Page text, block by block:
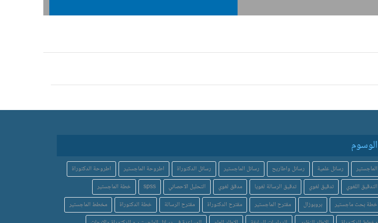
الوسوم
الماجستير رسائل علمية رسائل واطاريح رسائل الماجستير رسائل الدكتوراة اطروحة الماجستير
اطروحة الدكتوراة
التدقيق اللغوي
تدقيق لغوي تدقيق الرسالة لغويا مدقق لغوي التحليل الاحصائي spss
خطة الماجستير
خطة بحث ماجستير
بروبوزال مقترح الماجستير مقترح الدكتوراة مقترح الرسالة خطة الدكتوراة
مخطط الماجستير